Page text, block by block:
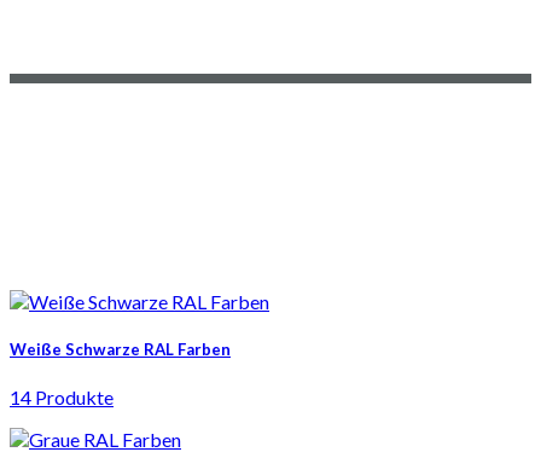
Weiße Schwarze RAL Farben
14 Produkte